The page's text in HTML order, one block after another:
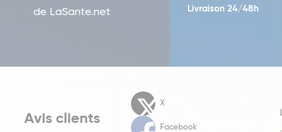
de LaSante.net Livraison 24/48h
Avis clients
X
Facebook